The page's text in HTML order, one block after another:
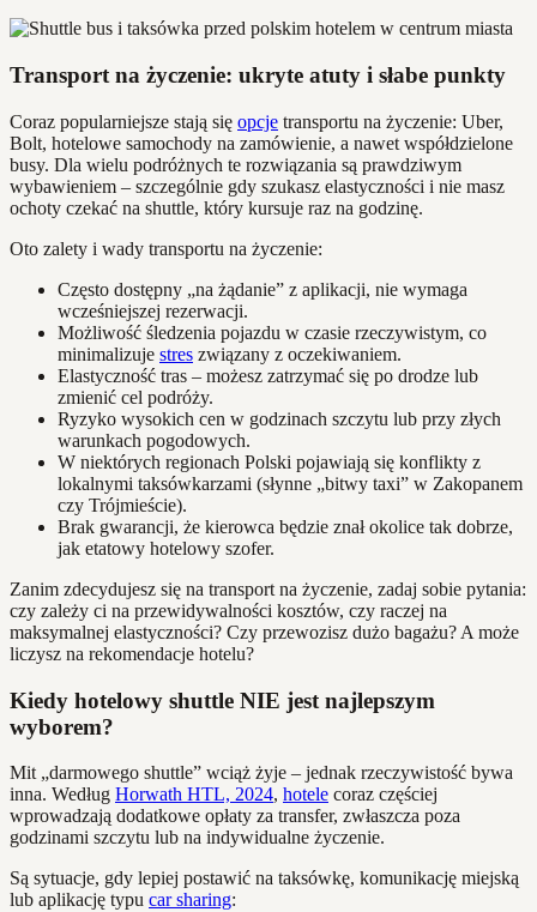
Transport na życzenie: ukryte atuty i słabe punkty
Coraz popularniejsze stają się opcje transportu na życzenie: Uber,
Bolt, hotelowe samochody na zamówienie, a nawet współdzielone
busy. Dla wielu podróżnych te rozwiązania są prawdziwym
wybawieniem – szczególnie gdy szukasz elastyczności i nie masz
ochoty czekać na shuttle, który kursuje raz na godzinę.
Oto zalety i wady transportu na życzenie:
Często dostępny „na żądanie” z aplikacji, nie wymaga
wcześniejszej rezerwacji.
Możliwość śledzenia pojazdu w czasie rzeczywistym, co
minimalizuje stres związany z oczekiwaniem.
Elastyczność tras – możesz zatrzymać się po drodze lub
zmienić cel podróży.
Ryzyko wysokich cen w godzinach szczytu lub przy złych
warunkach pogodowych.
W niektórych regionach Polski pojawiają się konflikty z
lokalnymi taksówkarzami (słynne „bitwy taxi” w Zakopanem
czy Trójmieście).
Brak gwarancji, że kierowca będzie znał okolice tak dobrze,
jak etatowy hotelowy szofer.
Zanim zdecydujesz się na transport na życzenie, zadaj sobie pytania:
czy zależy ci na przewidywalności kosztów, czy raczej na
maksymalnej elastyczności? Czy przewozisz dużo bagażu? A może
liczysz na rekomendacje hotelu?
Kiedy hotelowy shuttle NIE jest najlepszym
wyborem?
Mit „darmowego shuttle” wciąż żyje – jednak rzeczywistość bywa
inna. Według Horwath HTL, 2024, hotele coraz częściej
wprowadzają dodatkowe opłaty za transfer, zwłaszcza poza
godzinami szczytu lub na indywidualne życzenie.
Są sytuacje, gdy lepiej postawić na taksówkę, komunikację miejską
lub aplikację typu car sharing: